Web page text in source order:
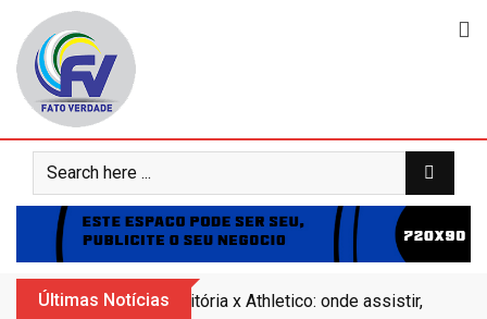
content
Últimas Notícias Vitória x Athletico: onde assistir,